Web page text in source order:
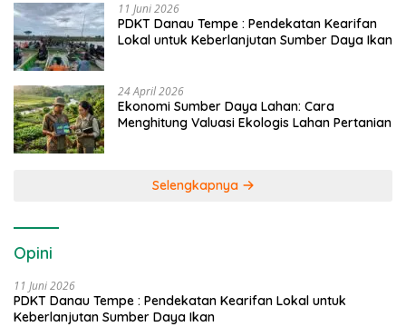
11 Juni 2026
PDKT Danau Tempe : Pendekatan Kearifan
Lokal untuk Keberlanjutan Sumber Daya Ikan
24 April 2026
Ekonomi Sumber Daya Lahan: Cara
Menghitung Valuasi Ekologis Lahan Pertanian
Selengkapnya
Opini
11 Juni 2026
PDKT Danau Tempe : Pendekatan Kearifan Lokal untuk
Keberlanjutan Sumber Daya Ikan